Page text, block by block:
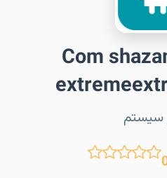
Com
سیستم